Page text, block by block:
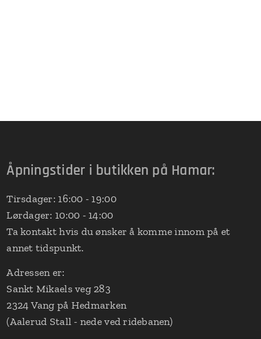
Åpningstider i butikken på Hamar:
Tirsdager: 16:00 - 19:00
Lørdager: 10:00 - 14:00
Ta kontakt hvis du ønsker å komme innom på et
annet tidspunkt.
Adressen er:
Sankt Mikaels veg 283
2324 Vang på Hedmarken
(Aalerud Stall - nede ved ridebanen)